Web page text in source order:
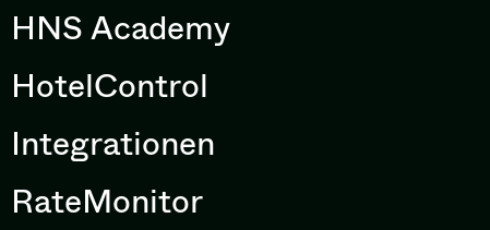
HNS Academy
HotelControl
Integrationen
RateMonitor